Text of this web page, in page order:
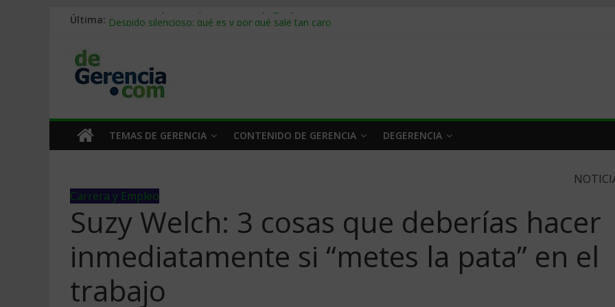
Última: Stablecoins para empresas: cómo pagar y cobrar en 2026
Trabajo forzoso en la cadena de suministro: qué hacer
Mercado hispano de EE. UU.: cómo segmentarlo y venderle
TEMAS DE GERENCIA CONTENIDO DE GERENCIA DEGERENCIA
Carrera y Empleo
Suzy Welch: 3 cosas que deberías hacer
inmediatamente si “metes la pata” en el
trabajo